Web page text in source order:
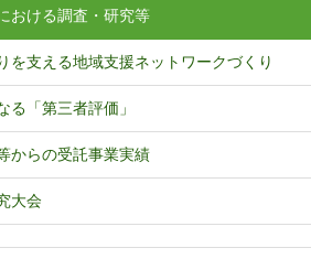
おける調査・研究等
を支える地域支援ネットワークづくり
る「第三者評価」
からの受託事業実績
大会